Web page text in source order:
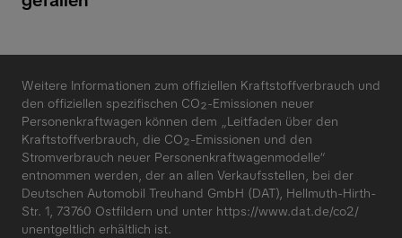
Weitere Informationen zum offiziellen Kraftstoffverbrauch und
den offiziellen spezifischen CO₂-Emissionen neuer
Personenkraftwagen können dem „Leitfaden über den
Kraftstoffverbrauch, die CO₂-Emissionen und den
Stromverbrauch neuer Personenkraftwagenmodelle“
entnommen werden, der an allen Verkaufsstellen, bei der
Deutschen Automobil Treuhand GmbH (DAT), Hellmuth-Hirth-
Str. 1, 73760 Ostfildern und unter https://www.dat.de/co2/
unentgeltlich erhältlich ist.